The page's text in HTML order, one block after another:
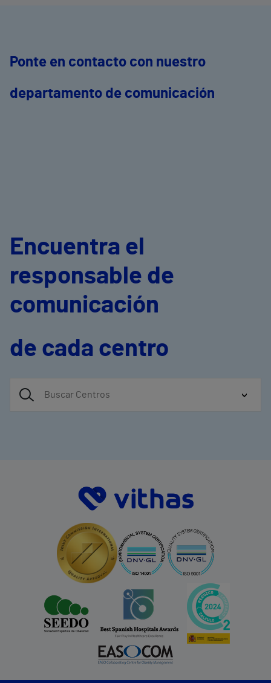
Ponte en contacto con nuestro
departamento de comunicación
Encuentra el
responsable de
comunicación
de cada centro